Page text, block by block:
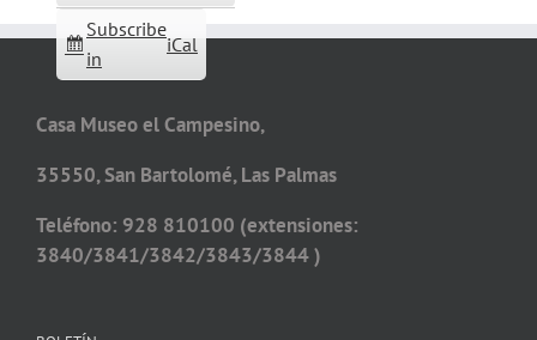
Subscribe
in
iCal
Casa Museo el Campesino,
35550, San Bartolomé, Las Palmas
Teléfono: 928 810100 (extensiones:
3840/3841/3842/3843/3844 )